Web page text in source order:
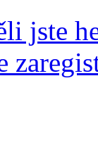
jste